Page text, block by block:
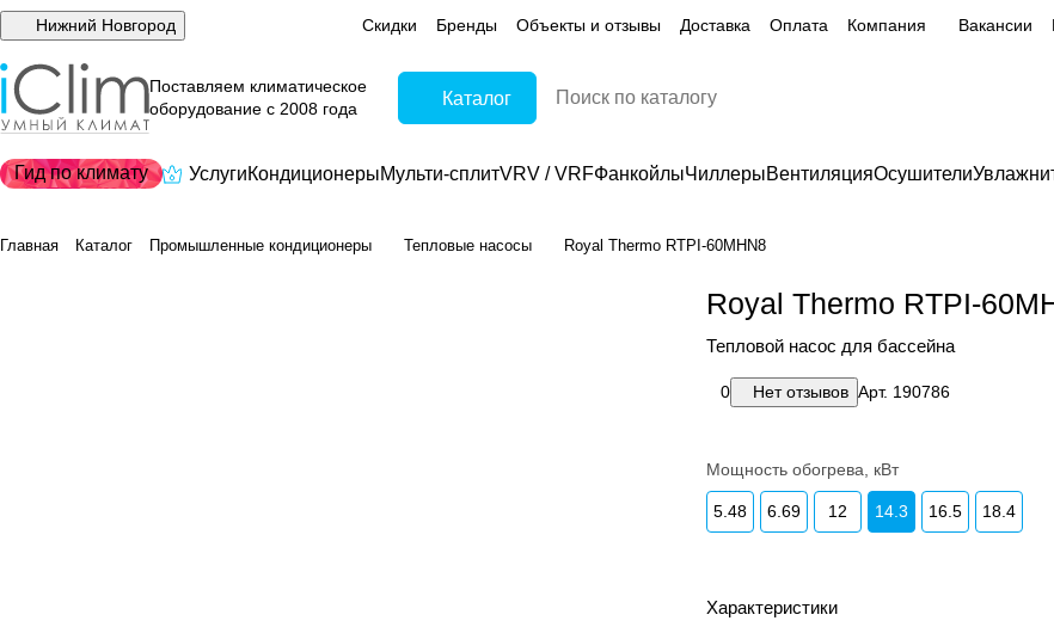
Нижний Новгород Скидки Бренды Объекты и отзывы Доставка Оплата Компания Вакансии
Поставляем климатическое
оборудование с 2008 года
Каталог
Гид по климату УслугиКондиционерыМульти-сплитVRV / VRFФанкойлыЧиллерыВентиляцияОсушители
Главная Каталог Промышленные кондиционеры Тепловые насосы Royal Thermo RTPI-60MHN8
Royal Thermo RTPI-
Тепловой насос для бассейна
0 Нет отзывов Арт. 190786
Мощность обогрева, кВт
5.48 6.69 12 14.3 16.5 18.4
Характеристики